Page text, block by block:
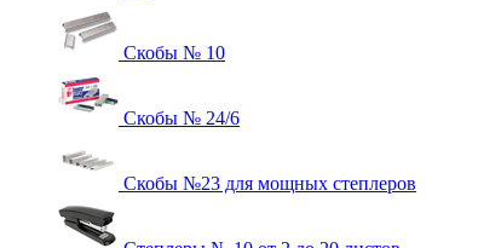
Скобы № 10
Скобы № 24/6
Скобы №23 для мощных степлеров